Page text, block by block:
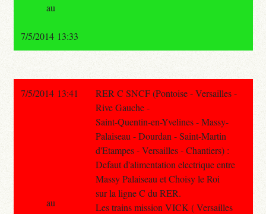
au
7/5/2014 13:33
7/5/2014 13:41
RER C SNCF (Pontoise - Versailles -
Rive Gauche -
Saint-Quentin-en-Yvelines - Massy-
Palaiseau - Dourdan - Saint-Martin
d'Etampes - Versailles - Chantiers) :
Defaut d'alimentation electrique entre
Massy Palaiseau et Choisy le Roi
sur la ligne C du RER.
Les trains mission VICK ( Versailles
au